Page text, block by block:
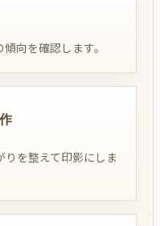
向を確認します。
を整えて印影にしま